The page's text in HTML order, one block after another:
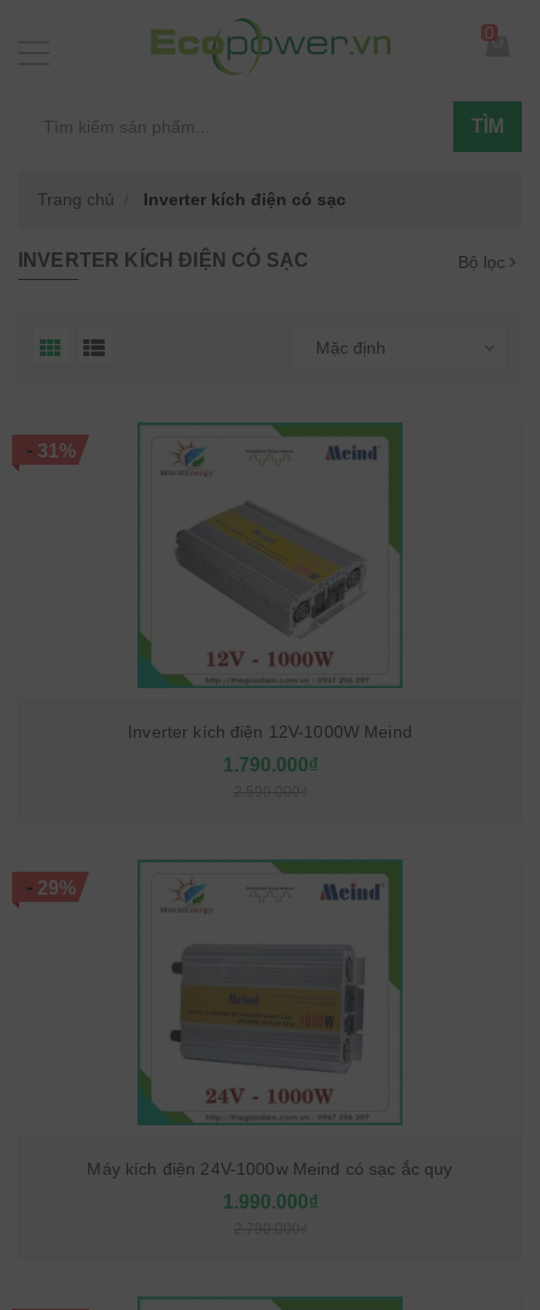
TÌM
0
Trang chủ Inverter kích điện có sạc
INVERTER KÍCH ĐIỆN CÓ SẠC Bộ lọc
Mặc định
-31%
Inverter kích điện 12V-1000W Meind
1.790.000₫
-29%
Máy kích điện 24V-1000w Meind có sạc ắc quy
1.990.000₫